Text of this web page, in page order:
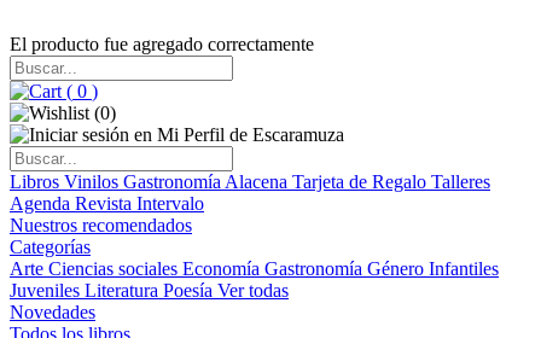
El producto fue agregado correctamente
( 0 )
(0)
Libros Vinilos Gastronomía Alacena Tarjeta de Regalo Talleres
Agenda Revista Intervalo
Nuestros recomendados
Categorías
Arte Ciencias sociales Economía Gastronomía Género Infantiles
Juveniles Literatura Poesía Ver todas
Novedades
Todos los libros